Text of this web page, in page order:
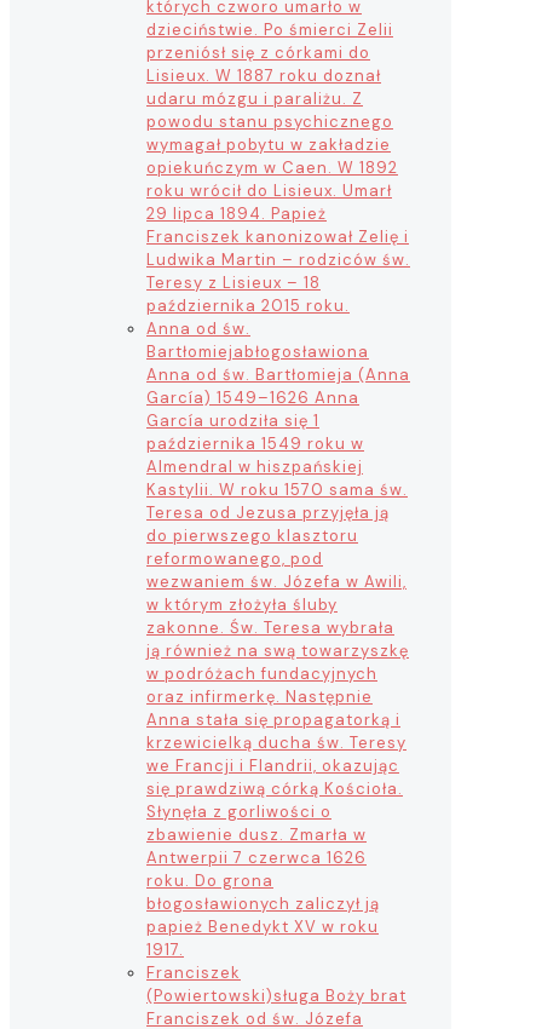
których czworo umarło w
dzieciństwie. Po śmierci Zelii
przeniósł się z córkami do
Lisieux. W 1887 roku doznał
udaru mózgu i paraliżu. Z
powodu stanu psychicznego
wymagał pobytu w zakładzie
opiekuńczym w Caen. W 1892
roku wrócił do Lisieux. Umarł
29 lipca 1894. Papież
Franciszek kanonizował Zelię i
Ludwika Martin – rodziców św.
Teresy z Lisieux – 18
października 2015 roku.
Anna od św.
Bartłomiejabłogosławiona
Anna od św. Bartłomieja (Anna
García) 1549–1626 Anna
García urodziła się 1
października 1549 roku w
Almendral w hiszpańskiej
Kastylii. W roku 1570 sama św.
Teresa od Jezusa przyjęła ją
do pierwszego klasztoru
reformowanego, pod
wezwaniem św. Józefa w Awili,
w którym złożyła śluby
zakonne. Św. Teresa wybrała
ją również na swą towarzyszkę
w podróżach fundacyjnych
oraz infirmerkę. Następnie
Anna stała się propagatorką i
krzewicielką ducha św. Teresy
we Francji i Flandrii, okazując
się prawdziwą córką Kościoła.
Słynęła z gorliwości o
zbawienie dusz. Zmarła w
Antwerpii 7 czerwca 1626
roku. Do grona
błogosławionych zaliczył ją
papież Benedykt XV w roku
1917.
Franciszek
(Powiertowski)sługa Boży brat
Franciszek od św. Józefa